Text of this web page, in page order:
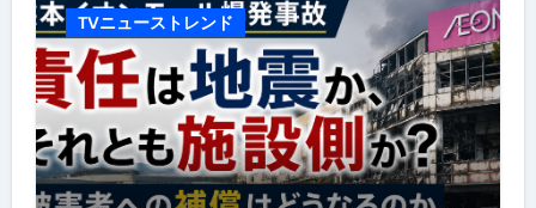
TVニューストレンド